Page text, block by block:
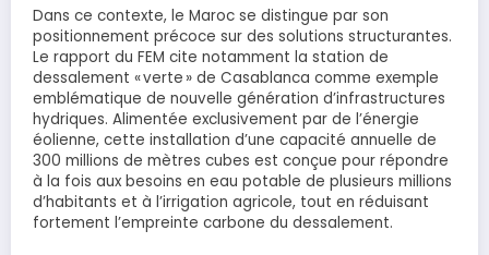
Dans ce contexte, le Maroc se distingue par son
positionnement précoce sur des solutions structurantes.
Le rapport du FEM cite notamment la station de
dessalement « verte » de Casablanca comme exemple
emblématique de nouvelle génération d’infrastructures
hydriques. Alimentée exclusivement par de l’énergie
éolienne, cette installation d’une capacité annuelle de
300 millions de mètres cubes est conçue pour répondre
à la fois aux besoins en eau potable de plusieurs millions
d’habitants et à l’irrigation agricole, tout en réduisant
fortement l’empreinte carbone du dessalement.